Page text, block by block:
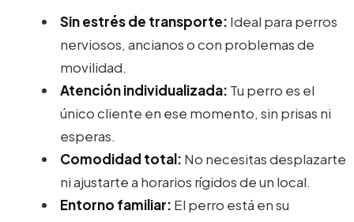
Sin estrés de transporte: Ideal para perros
nerviosos, ancianos o con problemas de
movilidad.
Atención individualizada: Tu perro es el
único cliente en ese momento, sin prisas ni
esperas.
Comodidad total: No necesitas desplazarte
ni ajustarte a horarios rígidos de un local.
Entorno familiar: El perro está en su